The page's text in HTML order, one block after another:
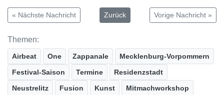
« Nächste Nachricht Zurück Vorige Nachricht »
Themen:
Airbeat One Zappanale
Mecklenburg-Vorpommern
Festival-Saison
Termine
Residenzstadt
Neustrelitz
Fusion Kunst
Mitmachworkshop